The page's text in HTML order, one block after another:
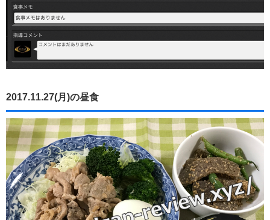
2017.11.27(月)の昼食